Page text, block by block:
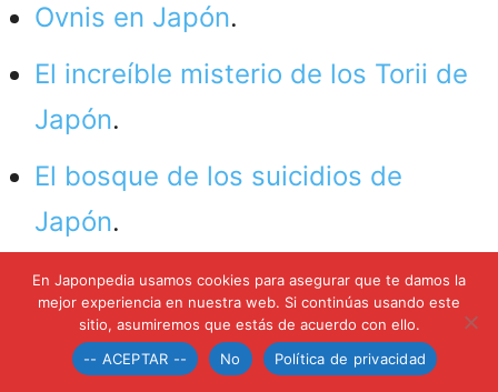
Ovnis en Japón.
El increíble misterio de los Torii de
Japón.
El bosque de los suicidios de
Japón.
La piedra asesina de Japón.
5/5 - (1 voto)
En Japonpedia usamos cookies para asegurar que te damos la
mejor experiencia en nuestra web. Si continúas usando este
sitio, asumiremos que estás de acuerdo con ello.
-- ACEPTAR --
No Política de privacidad